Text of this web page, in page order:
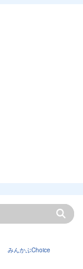
みんかぶChoice